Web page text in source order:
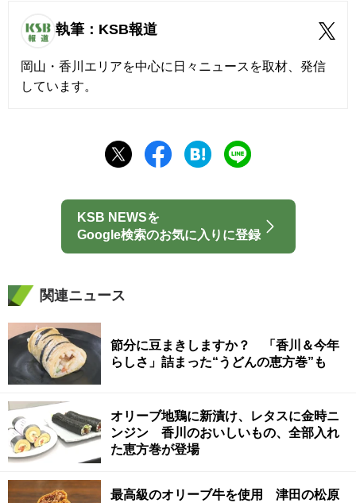
執筆：KSB報道
岡山・香川エリアを中心に日々ニュースを取材、発信
しています。
KSB NEWSを
Google検索のお気に入りに登録
関連ニュース
節分に豆まきしますか？ 「香川＆今年
らしさ」詰まった“うどんの恵方巻”も
オリーブ地鶏に新漬け、レタスに金時ニ
ンジン 香川のおいしいもの、全部入れ
た恵方巻が登場
最高級のオリーブ牛を使用 津田の松原